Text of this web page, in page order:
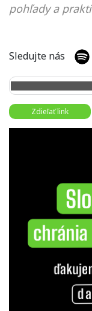
pohľady a
Sledujte nás
Zdieľať link